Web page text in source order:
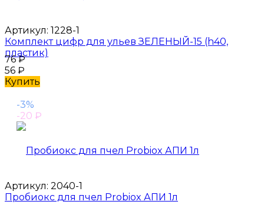
Артикул: 1228-1
Комплект цифр для ульев ЗЕЛЕНЫЙ-15 (h40,
пластик)
76₽
56 ₽
Купить
-3%
-20 ₽
Артикул: 2040-1
Пробиокс для пчел Probiox АПИ 1л